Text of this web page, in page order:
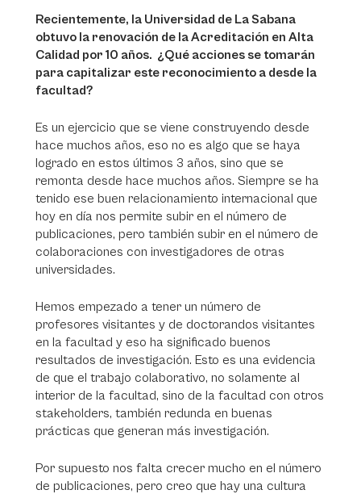
Recientemente, la Universidad de La Sabana
obtuvo la renovación de la Acreditación en Alta
Calidad por 10 años. ¿Qué acciones se tomarán
para capitalizar este reconocimiento a desde la
facultad?
Es un ejercicio que se viene construyendo desde
hace muchos años, eso no es algo que se haya
logrado en estos últimos 3 años, sino que se
remonta desde hace muchos años. Siempre se ha
tenido ese buen relacionamiento internacional que
hoy en día nos permite subir en el número de
publicaciones, pero también subir en el número de
colaboraciones con investigadores de otras
universidades.
Hemos empezado a tener un número de
profesores visitantes y de doctorandos visitantes
en la facultad y eso ha significado buenos
resultados de investigación. Esto es una evidencia
de que el trabajo colaborativo, no solamente al
interior de la facultad, sino de la facultad con otros
stakeholders, también redunda en buenas
prácticas que generan más investigación.
Por supuesto nos falta crecer mucho en el número
de publicaciones, pero creo que hay una cultura